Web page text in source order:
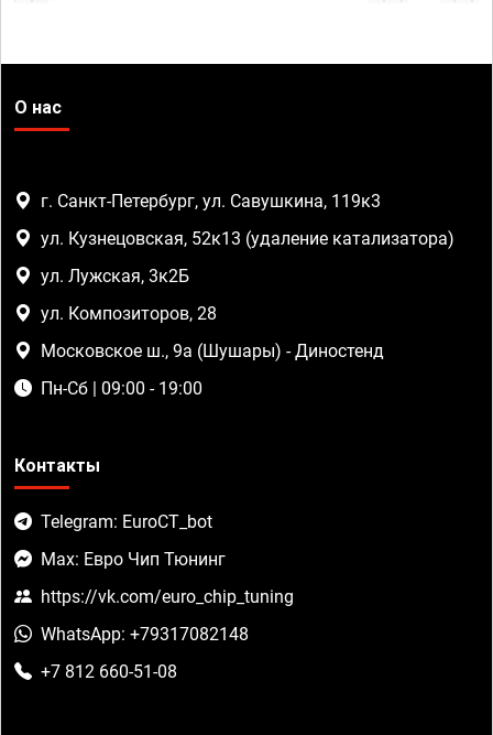
О нас
г. Санкт-Петербург, ул. Савушкина, 119к3
ул. Кузнецовская, 52к13 (удаление катализатора)
ул. Лужская, 3к2Б
ул. Композиторов, 28
Московское ш., 9а (Шушары) - Диностенд
Пн-Сб | 09:00 - 19:00
Контакты
Telegram: EuroCT_bot
Max: Евро Чип Тюнинг
https://vk.com/euro_chip_tuning
WhatsApp: +79317082148
+7 812 660-51-08